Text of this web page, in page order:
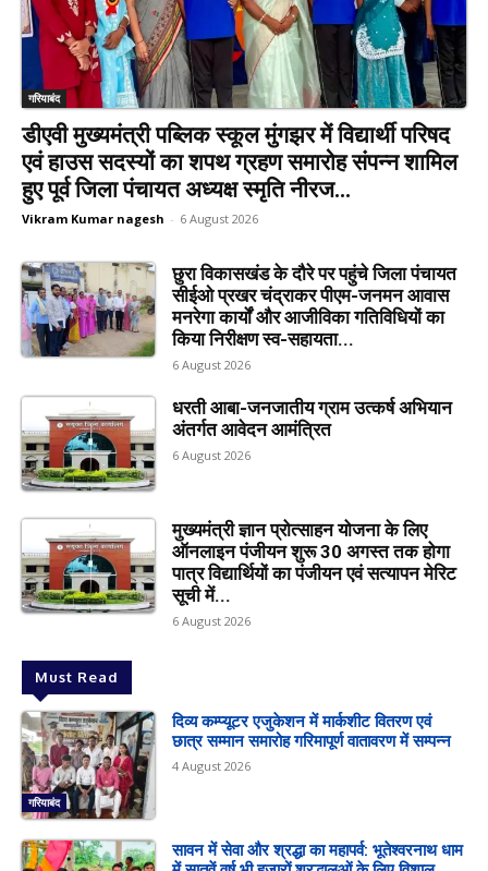
गरियाबंद
डीएवी मुख्यमंत्री पब्लिक स्कूल मुंगझर में विद्यार्थी परिषद
एवं हाउस सदस्यों का शपथ ग्रहण समारोह संपन्न शामिल
हुए पूर्व जिला पंचायत अध्यक्ष स्मृति नीरज...
Vikram Kumar nagesh - 6 August 2026
छुरा विकासखंड के दौरे पर पहुंचे जिला पंचायत
सीईओ प्रखर चंद्राकर पीएम-जनमन आवास
मनरेगा कार्यों और आजीविका गतिविधियों का
किया निरीक्षण स्व-सहायता...
6 August 2026
धरती आबा-जनजातीय ग्राम उत्कर्ष अभियान
अंतर्गत आवेदन आमंत्रित
6 August 2026
मुख्यमंत्री ज्ञान प्रोत्साहन योजना के लिए
ऑनलाइन पंजीयन शुरू 30 अगस्त तक होगा
पात्र विद्यार्थियों का पंजीयन एवं सत्यापन मेरिट
सूची में...
6 August 2026
Must Read
गरियाबंद
दिव्य कम्प्यूटर एजुकेशन में मार्कशीट वितरण एवं
छात्र सम्मान समारोह गरिमापूर्ण वातावरण में सम्पन्न
4 August 2026
सावन में सेवा और श्रद्धा का महापर्व: भूतेश्वरनाथ धाम